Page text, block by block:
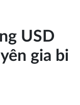
USD
gia bi